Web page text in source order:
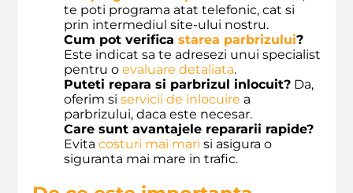
te poti programa atat telefonic, cat si
prin intermediul site-ului nostru.
Cum pot verifica starea parbrizului?
Este indicat sa te adresezi unui specialist
pentru o evaluare detaliata.
Puteti repara si parbrizul inlocuit? Da,
oferim si servicii de inlocuire a
parbrizului, daca este necesar.
Care sunt avantajele repararii rapide?
Evita costuri mai mari si asigura o
siguranta mai mare in trafic.